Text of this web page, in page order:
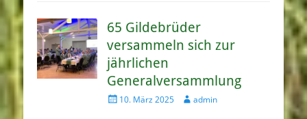
65 Gildebrüder
versammeln sich zur
jährlichen
Generalversammlung
Veröffentlicht
10. März 2025 Autoradmin